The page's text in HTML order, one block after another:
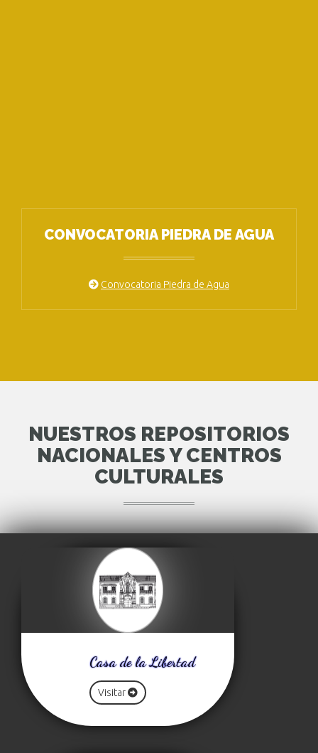
CONVOCATORIA PIEDRA DE AGUA
Convocatoria Piedra de Agua
NUESTROS REPOSITORIOS
NACIONALES Y CENTROS
CULTURALES
Casa de la Libertad
Visitar